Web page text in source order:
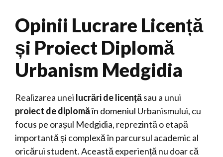
Opinii Lucrare Licență
și Proiect Diplomă
Urbanism Medgidia
Realizarea unei lucrări de licențăsau a unui
proiect de diplomăîn domeniul Urbanismului, cu
focus pe orașul Medgidia, reprezintă o etapă
importantă și complexă în parcursul academic al
oricărui student. Această experiență nu doar că